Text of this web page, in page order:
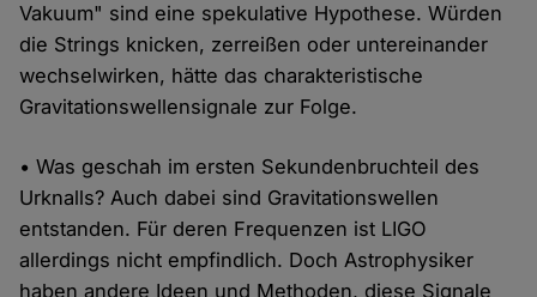
Vakuum" sind eine spekulative Hypothese. Würden
die Strings knicken, zerreißen oder untereinander
wechselwirken, hätte das charakteristische
Gravitationswellensignale zur Folge.
• Was geschah im ersten Sekundenbruchteil des
Urknalls? Auch dabei sind Gravitationswellen
entstanden. Für deren Frequenzen ist LIGO
allerdings nicht empfindlich. Doch Astrophysiker
haben andere Ideen und Methoden, diese Signale